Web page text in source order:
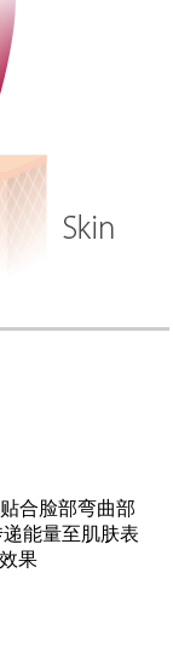
合脸部弯曲部
能量至肌肤表
果